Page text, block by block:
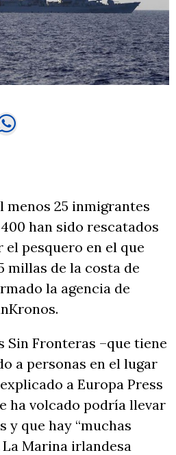
menos 25 inmigrantes
han sido rescatados
pesquero en el que
millas de la costa de
la agencia de
Sin Fronteras –que tiene
a personas en el lugar
a Europa Press
ha volcado podría llevar
y que hay “muchas
Marina irlandesa